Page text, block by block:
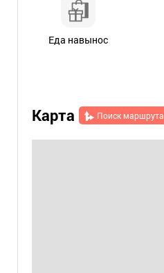
Еда навынос
Карта Поиск маршрута